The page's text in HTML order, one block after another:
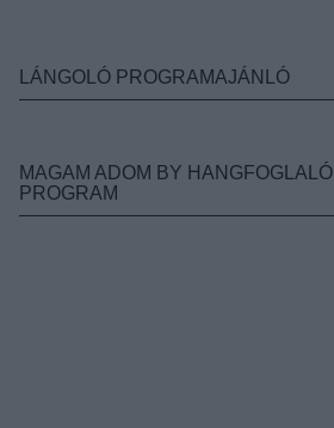
LÁNGOLÓ PROGRAMAJÁNLÓ
MAGAM ADOM BY HANGFOGLALÓ
PROGRAM